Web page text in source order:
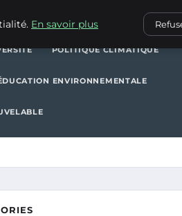
POLITIQUES
POLITIQUE CLIMATIQUE
ENVIRONNEMENTALE
En savoir plus